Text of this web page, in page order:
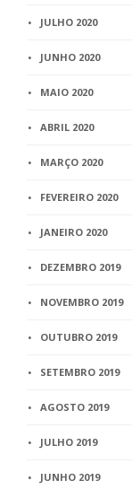
JULHO 2020
JUNHO 2020
MAIO 2020
ABRIL 2020
MARÇO 2020
FEVEREIRO 2020
JANEIRO 2020
DEZEMBRO 2019
NOVEMBRO 2019
OUTUBRO 2019
SETEMBRO 2019
AGOSTO 2019
JULHO 2019
JUNHO 2019